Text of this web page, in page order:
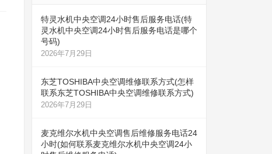
特灵水机中央空调24小时售后服务电话(特
灵水机中央空调24小时售后服务电话是哪个
号码)
2026年7月29日
东芝TOSHIBA中央空调维修联系方式(怎样
联系东芝TOSHIBA中央空调维修联系方式)
2026年7月29日
麦克维尔水机中央空调售后维修服务电话24
小时(如何联系麦克维尔水机中央空调24小